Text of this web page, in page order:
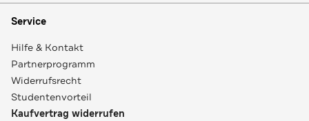
Service
Hilfe & Kontakt
Partnerprogramm
Widerrufsrecht
Studentenvorteil
Kaufvertrag widerrufen